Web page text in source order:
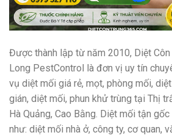
Được thành lập từ năm 2010, Diệt
Long PestControl là đơn vị uy tín
vụ diệt mối giá rẻ, mọt, phòng mối,
gián, diệt mối, phun khử trùng tại Thị
Hà Quảng, Cao Bằng. Diệt mối tận
như: diệt mối nhà ở, công ty, cơ quan,